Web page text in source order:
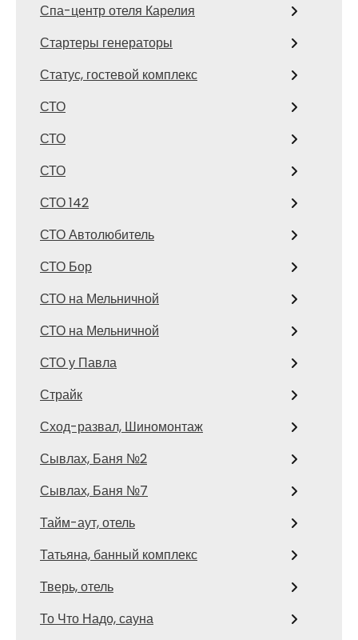
Спа-центр отеля Карелия
Стартеры генераторы
Статус, гостевой комплекс
СТО
СТО
СТО
СТО 142
СТО Автолюбитель
СТО Бор
СТО на Мельничной
СТО на Мельничной
СТО у Павла
Страйк
Сход-развал, Шиномонтаж
Сывлах, Баня №2
Сывлах, Баня №7
Тайм-аут, отель
Татьяна, банный комплекс
Тверь, отель
То Что Надо, сауна